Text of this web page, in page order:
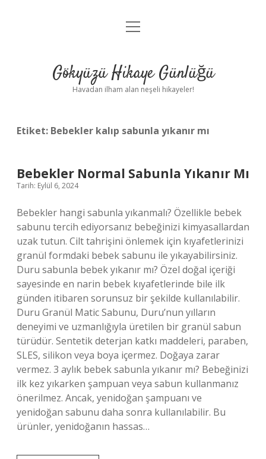
Anasayfa
Yasal Uyarı
menüyü
Gökyüzü Hikaye Günlüğü
Havadan ilham alan neşeli hikayeler!
Etiket: Bebekler kalıp sabunla yıkanır mı
Bebekler Normal Sabunla Yıkanır Mı
Tarih: Eylül 6, 2024
Bebekler hangi sabunla yıkanmalı? Özellikle bebek
sabunu tercih ediyorsanız bebeğinizi kimyasallardan
uzak tutun. Cilt tahrişini önlemek için kıyafetlerinizi
granül formdaki bebek sabunu ile yıkayabilirsiniz.
Duru sabunla bebek yıkanır mı? Özel doğal içeriği
sayesinde en narin bebek kıyafetlerinde bile ilk
günden itibaren sorunsuz bir şekilde kullanılabilir.
Duru Granül Matic Sabunu, Duru’nun yılların
deneyimi ve uzmanlığıyla üretilen bir granül sabun
türüdür. Sentetik deterjan katkı maddeleri, paraben,
SLES, silikon veya boya içermez. Doğaya zarar
vermez. 3 aylık bebek sabunla yıkanır mı? Bebeğinizi
ilk kez yıkarken şampuan veya sabun kullanmanız
önerilmez. Ancak, yenidoğan şampuanı ve
yenidoğan sabunu daha sonra kullanılabilir. Bu
ürünler, yenidoğanın hassas…